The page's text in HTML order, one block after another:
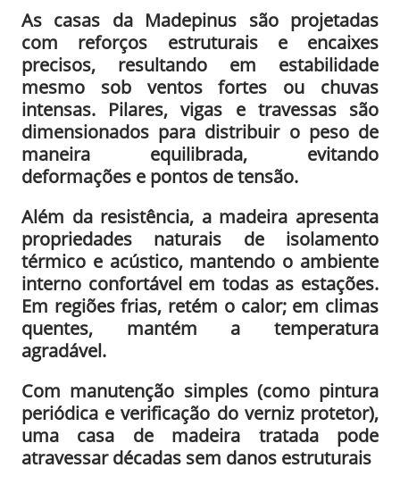
As casas da Madepinus são projetadas
com reforços estruturais e encaixes
precisos, resultando em estabilidade
mesmo sob ventos fortes ou chuvas
intensas. Pilares, vigas e travessas são
dimensionados para distribuir o peso de
maneira equilibrada, evitando
deformações e pontos de tensão.
Além da resistência, a madeira apresenta
propriedades naturais de isolamento
térmico e acústico, mantendo o ambiente
interno confortável em todas as estações.
Em regiões frias, retém o calor; em climas
quentes, mantém a temperatura
agradável.
Com manutenção simples (como pintura
periódica e verificação do verniz protetor),
uma casa de madeira tratada pode
atravessar décadas sem danos estruturais